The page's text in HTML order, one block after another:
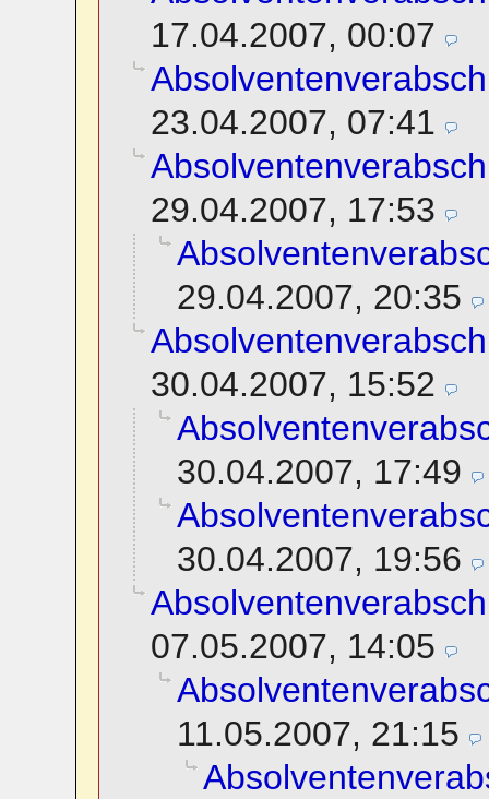
17.04.2007, 00:07
23.04.2007, 07:41
29.04.2007, 17:53
29.04.2007, 20:35
30.04.2007, 15:52
30.04.2007, 17:49
30.04.2007, 19:56
07.05.2007, 14:05
11.05.2007, 21:15